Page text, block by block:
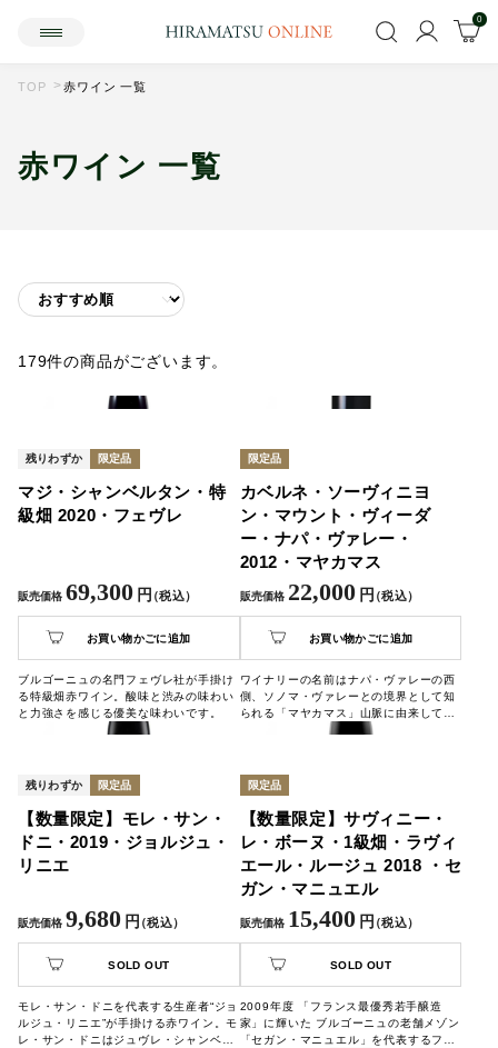
0
TOP 赤ワイン 一覧
赤ワイン 一覧
179件の商品がございます。
残りわずか 限定品
マジ・シャンベルタン・特
級畑 2020・フェヴレ
販売価格 69,300 円（税込）
お買い物かごに追加
ブルゴーニュの名門フェヴレ社が手掛け
る特級畑赤ワイン。酸味と渋みの味わい
と力強さを感じる優美な味わいです。
限定品
カベルネ・ソーヴィニヨ
ン・マウント・ヴィーダ
ー・ナパ・ヴァレー・
2012・マヤカマス
販売価格 22,000円（税込）
お買い物かごに追加
ワイナリーの名前はナパ・ヴァレーの西
側、ソノマ・ヴァレーとの境界として知
られる「マヤカマス」山脈に由来してい
て、アメリカン・インディアンのワッポ
ロゴの「M」の中に、2 匹の山ライオン
が描かれています。
残りわずか 限定品
【数量限定】モレ・サン・
ドニ・2019・ジョルジュ・
リニエ
販売価格 9,680 円（税込）
SOLD OUT
モレ・サン・ドニを代表する生産者“ジョ
ルジュ・リニエ”が手掛ける赤ワイン。モ
レ・サン・ドニはジュヴレ・シャンベル
限定品
【数量限定】サヴィニー・
レ・ボーヌ・1級畑・ラヴィ
エール・ルージュ 2018 ・セ
ガン・マニュエル
販売価格 15,400円（税込）
SOLD OUT
2009年度 「フランス最優秀若手醸造
家」に輝いた ブルゴーニュの老舗メゾン
「セガン・マニュエル」を代表するフラ